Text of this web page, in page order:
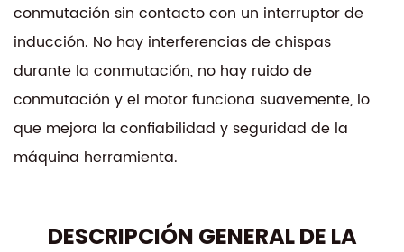
conmutación sin contacto con un interruptor de
inducción. No hay interferencias de chispas
durante la conmutación, no hay ruido de
conmutación y el motor funciona suavemente, lo
que mejora la confiabilidad y seguridad de la
máquina herramienta.
DESCRIPCIÓN GENERAL DE LA